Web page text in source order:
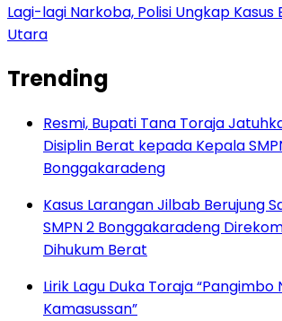
Lagi-lagi Narkoba, Polisi Ungkap Kasus
Utara
Trending
Resmi, Bupati Tana Toraja
Disiplin Berat kepada Kepala
Bonggakaradeng
Kasus Larangan Jilbab Berujung
SMPN 2 Bonggakaradeng
Dihukum Berat
Lirik Lagu Duka Toraja “Pangimbo
Kamasussan”